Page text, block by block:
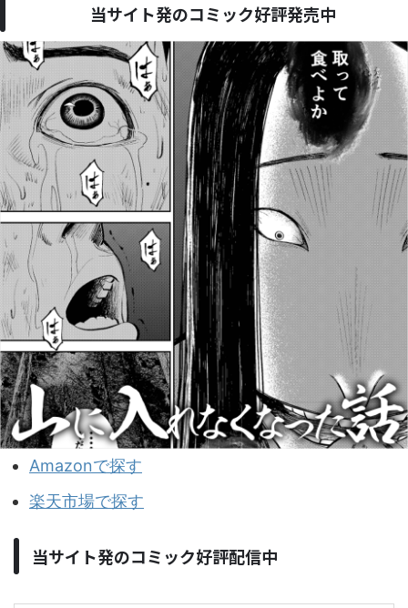
当サイト発のコミック好評発売中
Amazonで探す
楽天市場で探す
当サイト発のコミック好評配信中